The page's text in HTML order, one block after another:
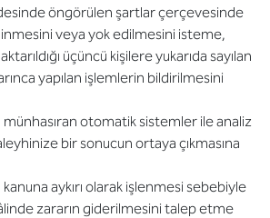
öngörülen şartlar çerçevesinde
veya yok edilmesini isteme,
üçüncü kişilere yukarıda sayılan
yapılan işlemlerin bildirilmesini
otomatik sistemler ile analiz
bir sonucun ortaya çıkmasına
aykırı olarak işlenmesi sebebiyle
zararın giderilmesini talep etme